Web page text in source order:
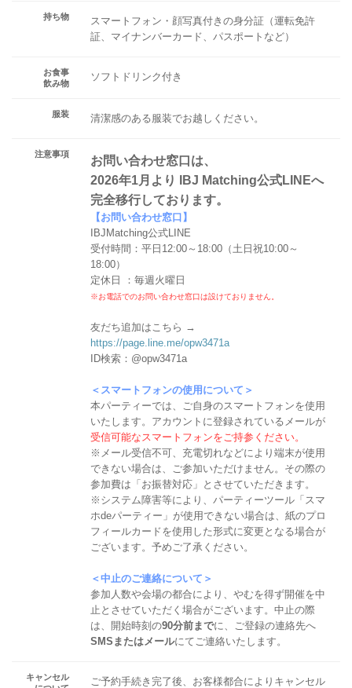
持ち物
スマートフォン・顔写真付きの身分証（運転免許
証、マイナンバーカード、パスポートなど）
お食事
飲み物
ソフトドリンク付き
服装 清潔感のある服装でお越しください。
注意事項
お問い合わせ窓口は、
2026年1月より IBJ Matching公式LINEへ
完全移行しております。
【お問い合わせ窓口】
IBJMatching公式LINE
受付時間：平日12:00～18:00（土日祝10:00～
18:00）
定休日 ：毎週火曜日
※お電話でのお問い合わせ窓口は設けておりません。
友だち追加はこちら →
https://page.line.me/opw3471a
ID検索：@opw3471a
＜スマートフォンの使用について＞
本パーティーでは、ご自身のスマートフォンを使用
いたします。アカウントに登録されているメールが
受信可能なスマートフォンをご持参ください。
※メール受信不可、充電切れなどにより端末が使用
できない場合は、ご参加いただけません。その際の
参加費は「お振替対応」とさせていただきます。
※システム障害等により、パーティーツール「スマ
ホdeパーティー」が使用できない場合は、紙のプロ
フィールカードを使用した形式に変更となる場合が
ございます。予めご了承ください。
＜中止のご連絡について＞
参加人数や会場の都合により、やむを得ず開催を中
止とさせていただく場合がございます。中止の際
は、開始時刻の90分前までに、ご登録の連絡先へ
SMSまたはメールにてご連絡いたします。
キャンセル
ご予約手続き完了後、お客様都合によりキャンセル